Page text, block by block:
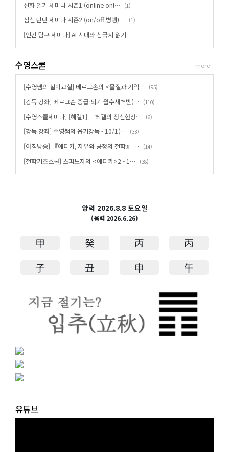
신화 읽기 세미나 시즌1 (online onl… (1)
심신 탄탄 세미나 시즌2 (on/off 병행)… (1)
[인간 탐구 세미나] AI 시대와 삼국지 읽기…
수영스쿨
[수영쌤의 철학교실] 베르그손의 <물질과 기억… (95)
[강독 강좌] 베르그손 중급-되기 월수새벽반(… (110)
[수영스쿨세미나] [헤겔1] 『헤겔의 정신현상… (6)
[강독 강좌] 수영쌤의 욥기강독 - 10/1(… (33)
[아침낭송] 『에티카, 자유와 긍정의 철학』 … (14)
[철학기초스쿨] 스피노자의 <에티카>2 - 1… (38)
more
양력 2026.8.8 토요일
(음력 2026.6.26)
甲 癸 丙
丙
子
丑 申 午
유튜브